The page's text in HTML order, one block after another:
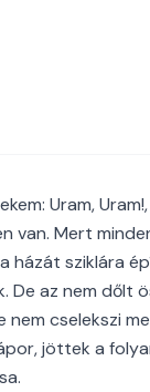
Uram,
van. Mert
házát sziklára
De az nem dőlt
cselekszi
jöttek a